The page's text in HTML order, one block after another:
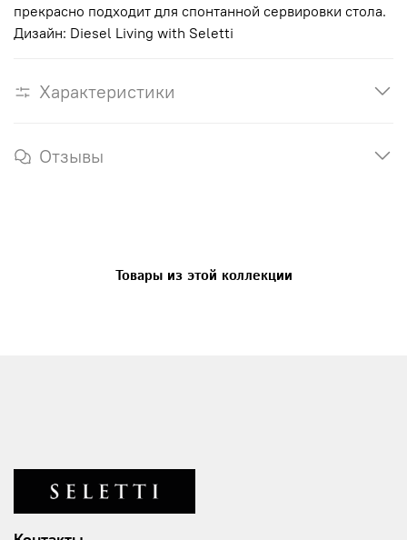
прекрасно подходит для спонтанной сервировки стола.
Дизайн: Diesel Living with Seletti
Характеристики
Отзывы
Товары из этой коллекции